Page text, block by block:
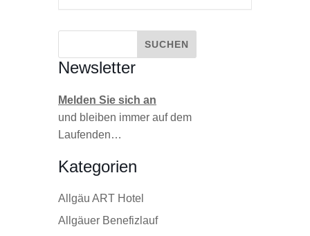
Newsletter
Melden Sie sich an
und bleiben immer auf dem
Laufenden…
Kategorien
Allgäu ART Hotel
Allgäuer Benefizlauf